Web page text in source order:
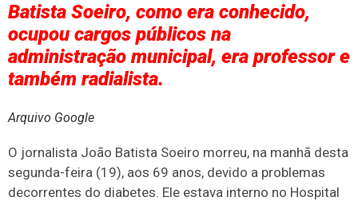
Batista Soeiro, como era conhecido,
ocupou cargos públicos na
administração municipal, era professor e
também radialista.
Arquivo Google
O jornalista João Batista Soeiro morreu, na manhã desta
segunda-feira (19), aos 69 anos, devido a problemas
decorrentes do diabetes. Ele estava interno no Hospital